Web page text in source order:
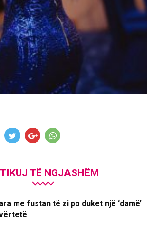
TË NGJASHËM
me fustan të zi po duket një ‘damë’